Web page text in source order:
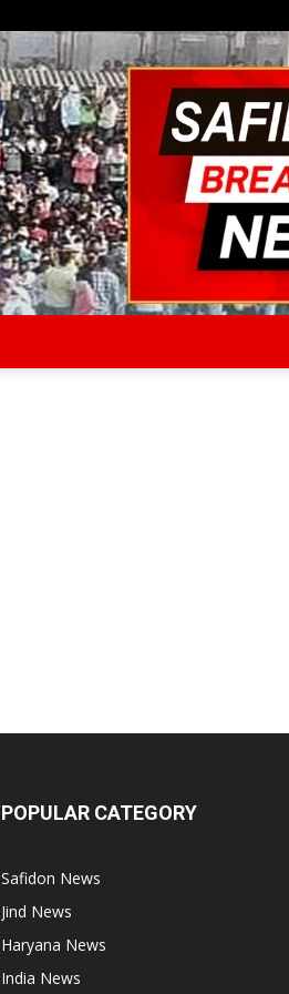
POPULAR CATEGORY
Safidon News
Jind News
Haryana News
India News